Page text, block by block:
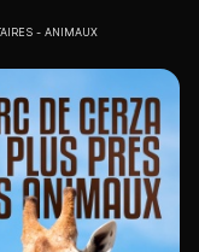
ANIMAUX